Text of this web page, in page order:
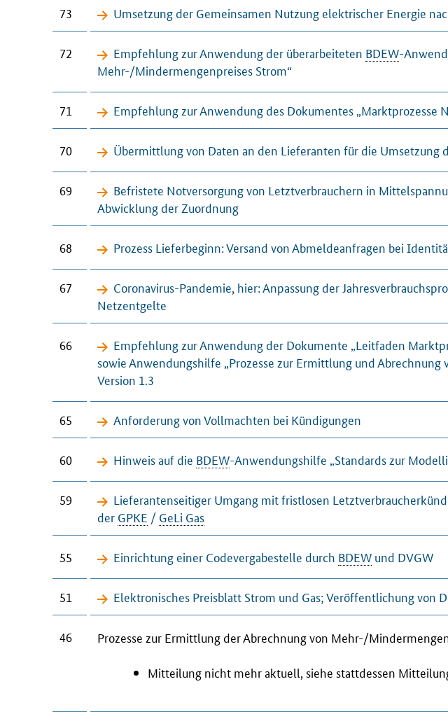
73 Umsetzung der Gemeinsamen Nutzung elektrischer Energie
72 Empfehlung zur Anwendung der überarbeiteten BDEW-
Mehr-/Mindermengenpreises Strom“
71 Empfehlung zur Anwendung des Dokumentes „Marktprozesse
70 Übermittlung von Daten an den Lieferanten für die Umsetzung
69 Befristete Notversorgung von Letztverbrauchern in
Abwicklung der Zuordnung
68 Prozess Lieferbeginn: Versand von Abmeldeanfragen bei
67
Coronavirus-Pandemie, hier: Anpassung der
Netzentgelte
66
Empfehlung zur Anwendung der Dokumente „Leitfaden
sowie Anwendungshilfe „Prozesse zur Ermittlung und
Version 1.3
65 Anforderung von Vollmachten bei Kündigungen
60 Hinweis auf die BDEW-Anwendungshilfe „Standards zur
59
Lieferantenseitiger Umgang mit fristlosen
der GPKE / GeLi Gas
55 Einrichtung einer Codevergabestelle durch BDEW und DVGW
51 Elektronisches Preisblatt Strom und Gas; Veröffentlichung von
46 Prozesse zur Ermittlung der Abrechnung von Mehr-/
Mitteilung nicht mehr aktuell, siehe stattdessen